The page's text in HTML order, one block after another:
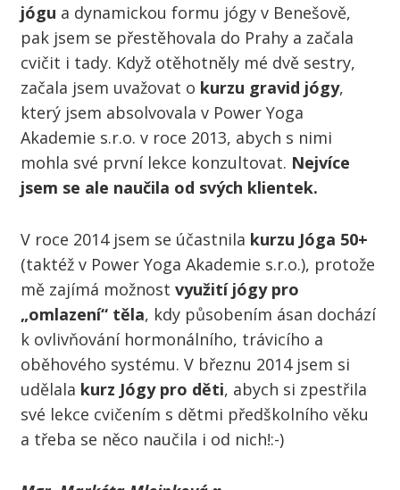
jógu a dynamickou formu jógy v Benešově,
pak jsem se přestěhovala do Prahy a začala
cvičit i tady. Když otěhotněly mé dvě sestry,
začala jsem uvažovat o kurzu gravid jógy,
který jsem absolvovala v Power Yoga
Akademie s.r.o. v roce 2013, abych s nimi
mohla své první lekce konzultovat. Nejvíce
jsem se ale naučila od svých klientek.
V roce 2014 jsem se účastnila kurzu Jóga 50+
(taktéž v Power Yoga Akademie s.r.o.), protože
mě zajímá možnost využití jógy pro
„omlazení“ těla, kdy působením ásan dochází
k ovlivňování hormonálního, trávicího a
oběhového systému. V březnu 2014 jsem si
udělala kurz Jógy pro děti, abych si zpestřila
své lekce cvičením s dětmi předškolního věku
a třeba se něco naučila i od nich!:-)